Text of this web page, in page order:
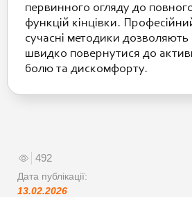
первинного огляду до
функцій кінцівки.
сучасні методики
швидко повернутися до
болю та дискомфорту.
492
Дата публікації:
13.02.2026